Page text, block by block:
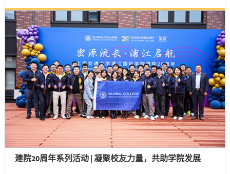
浩瑾，发展联络处处长、教育发展基金会秘书长
汪雨申，发展联络处副处长、教育发展基金会副
秘书长李毅等校院相关负责老师，以及基于服务
学习CXO101倡议联盟发起人、上海交通大学1984
届自动化控制本科、1988届计算机中心硕士王珏
等嘉宾共同参加活动。仪式由朱浩瑾主持。...
建院20周年系列活动 | 凝聚校友力量，共助学院发展